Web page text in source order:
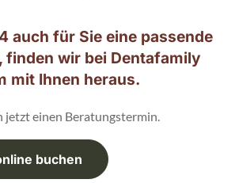
auch für Sie eine passende
finden wir bei Dentafamily
mit Ihnen heraus.
jetzt einen Beratungstermin.
buchen